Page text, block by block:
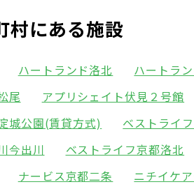
村にある施設
ハートランド洛北 ハートラ
尾
アプリシェイト伏見２号館
城公園(賃貸方式)
ベストライ
今出川
ベストライフ京都洛北
ナービス京都二条 ニチイケ